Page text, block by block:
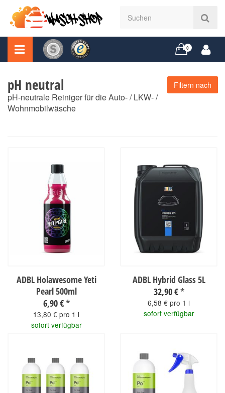
0
pH neutral
pH-neutrale Reiniger für die Auto- / LKW- /
Wohnmobilwäsche
Filtern nach
ADBL Holawesome Yeti
Pearl 500ml
6,90 €*
13,80 € pro 1 l
sofort verfügbar
ADBL Hybrid Glass 5L
32,90 €*
6,58 € pro 1 l
sofort verfügbar